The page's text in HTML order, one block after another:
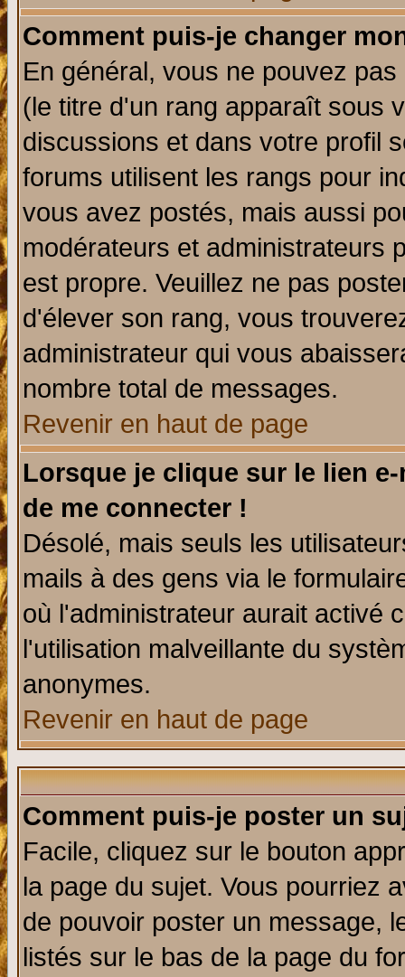
Comment puis-je changer
En général, vous ne pouvez
(le titre d'un rang apparaît sous
discussions et dans votre profil
forums utilisent les rangs pour
vous avez postés, mais aussi
modérateurs et administrateurs
est propre. Veuillez ne pas
d'élever son rang, vous
administrateur qui vous
nombre total de messages.
Revenir en haut de page
Lorsque je clique sur le lien
de me connecter !
Désolé, mais seuls les
mails à des gens via le
où l'administrateur aurait activé
l'utilisation malveillante du
anonymes.
Revenir en haut de page
Comment puis-je poster un
Facile, cliquez sur le bouton
la page du sujet. Vous pourriez
de pouvoir poster un message,
listés sur le bas de la page du